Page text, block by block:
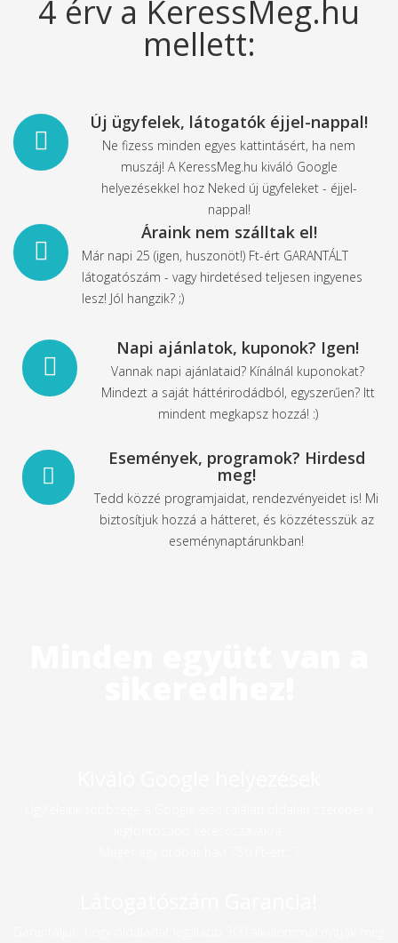
4 érv a KeressMeg.hu
mellett:
Új ügyfelek, látogatók éjjel-nappal!
Ne fizess minden egyes kattintásért, ha nem
muszáj! A KeressMeg.hu kiváló Google
helyezésekkel hoz Neked új ügyfeleket - éjjel-
nappal!
Áraink nem szálltak el!
Már napi 25 (igen, huszonöt!) Ft-ért GARANTÁLT
látogatószám - vagy hirdetésed teljesen ingyenes
lesz! Jól hangzik? ;)
Napi ajánlatok, kuponok? Igen!
Vannak napi ajánlataid? Kínálnál kuponokat?
Mindezt a saját háttérirodádból, egyszerűen? Itt
mindent megkapsz hozzá! :)
Események, programok? Hirdesd
meg!
Tedd közzé programjaidat, rendezvényeidet is! Mi
biztosítjuk hozzá a hátteret, és közzétesszük az
eseménynaptárunkban!